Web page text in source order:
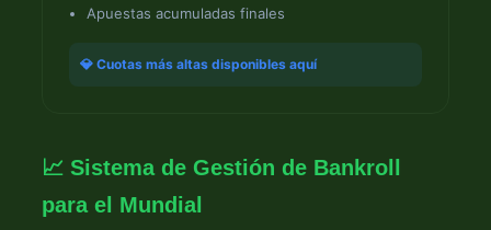
Apuestas acumuladas finales
💎 Cuotas más altas disponibles aquí
📈 Sistema de Gestión de Bankroll
para el Mundial